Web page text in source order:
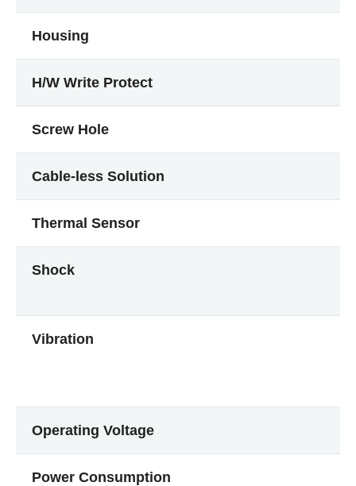
Housing
H/W Write Protect
Screw Hole
Cable-less Solution
Thermal Sensor
Shock
Vibration
Operating Voltage
Power Consumption